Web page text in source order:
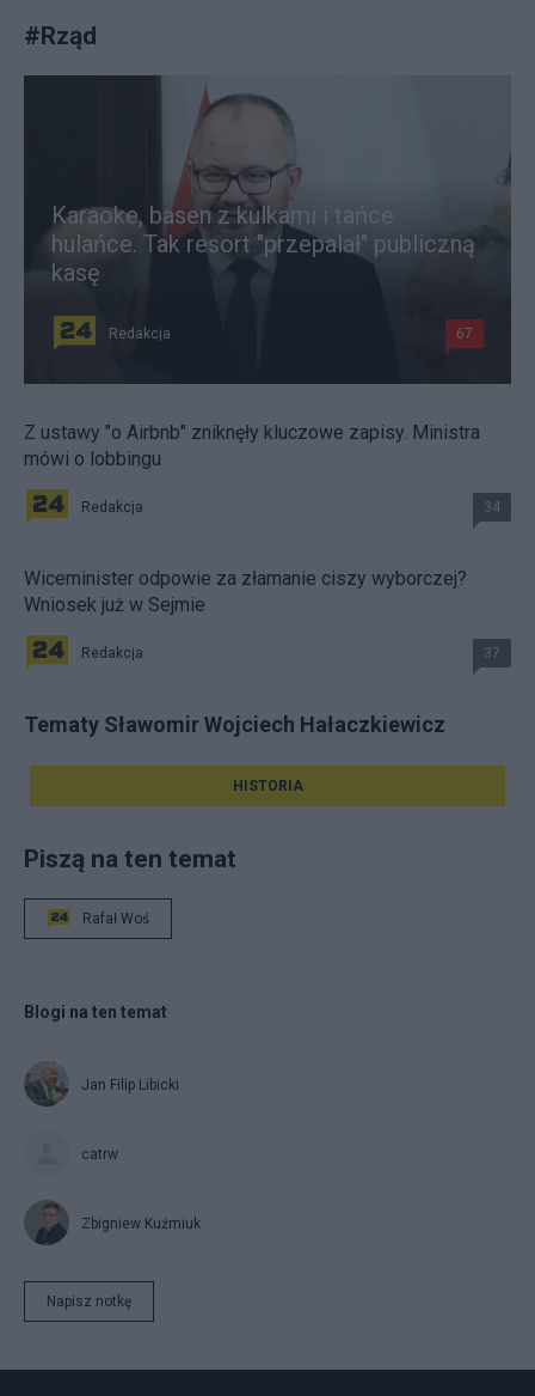
#Rząd
Karaoke, basen z kulkami i tańce
hulańce. Tak resort "przepalał" publiczną
kasę
Redakcja 67
Z ustawy "o Airbnb" zniknęły kluczowe zapisy. Ministra
mówi o lobbingu
Redakcja 34
Wiceminister odpowie za złamanie ciszy wyborczej?
Wniosek już w Sejmie
Redakcja 37
Tematy Sławomir Wojciech Hałaczkiewicz
HISTORIA
Piszą na ten temat
Rafał Woś
Blogi na ten temat
Jan Filip Libicki
catrw
Zbigniew Kuźmiuk
Napisz notkę